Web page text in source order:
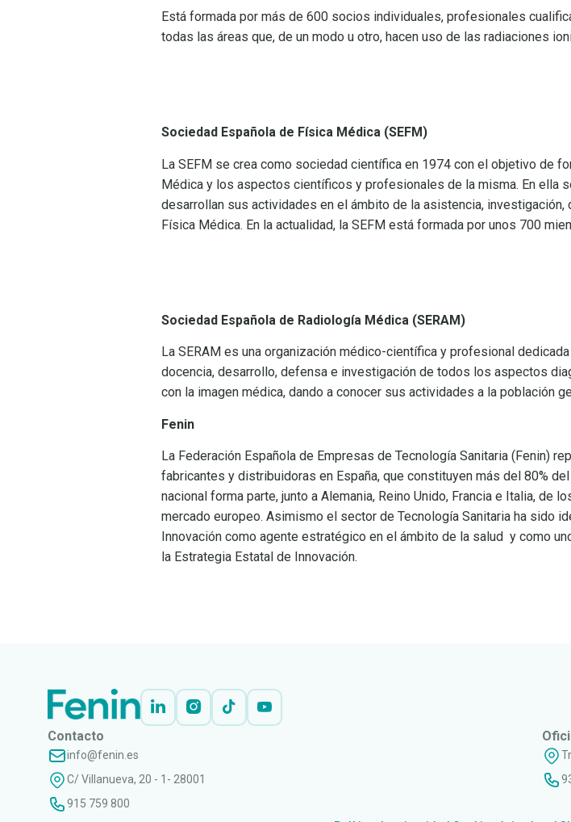
Está formada por más de 600 socios individuales, profesionales
todas las áreas que, de un modo u otro, hacen uso de las radiaciones
Sociedad Española de Física Médica (SEFM)
La SEFM se crea como sociedad científica en 1974 con el objetivo de
Médica y los aspectos científicos y profesionales de la misma. En ella
desarrollan sus actividades en el ámbito de la asistencia, investigación,
Física Médica. En la actualidad, la SEFM está formada por unos 700
Sociedad Española de Radiología Médica (SERAM)
La SERAM es una organización médico-científica y profesional
docencia, desarrollo, defensa e investigación de todos los aspectos
con la imagen médica, dando a conocer sus actividades a la población
Fenin
La Federación Española de Empresas de Tecnología Sanitaria (Fenin)
fabricantes y distribuidoras en España, que constituyen más del 80%
nacional forma parte, junto a Alemania, Reino Unido, Francia e Italia, de
mercado europeo. Asimismo el sector de Tecnología Sanitaria ha sido
Innovación como agente estratégico en el ámbito de la salud y como
la Estrategia Estatal de Innovación.
Contacto
info@fenin.es
C/ Villanueva, 20 - 1- 28001
915 759 800